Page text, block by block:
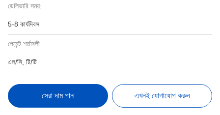
ডেলিভারি সময়:
5-8 কার্যদিবস
পেমেন্ট শর্তাবলী:
এল/সি, টি/টি
সেরা দাম পান এখনই যোগাযোগ করুন